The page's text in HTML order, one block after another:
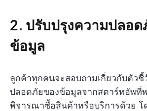
2. ปรับปรุงความปลอด
ข้อมูล
ลูกค้าทุกคนจะสอบถามเกี่ยวกับตัวชี้
ปลอดภัยของข้อมูลจากสตาร์ทอัพที่พ
พิจารณาซื้อสินค้าหรือบริการด้วย โ